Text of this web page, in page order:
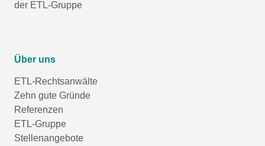
der ETL-Gruppe
Über uns
ETL-Rechtsanwälte
Zehn gute Gründe
Referenzen
ETL-Gruppe
Stellenangebote